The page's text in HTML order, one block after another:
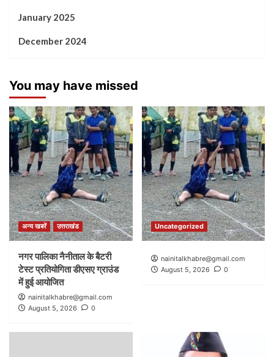
January 2025
December 2024
You may have missed
अन्य खबरें उत्तराखंड
नगर पालिका नैनीताल के बैटरी
टेस्ट प्रतियोगिता डीएसए ग्राउंड
में हुई आयोजित
nainitalkhabre@gmail.com
August 5, 2026
0
Uncategorized
nainitalkhabre@gmail.com
August 5, 2026
0